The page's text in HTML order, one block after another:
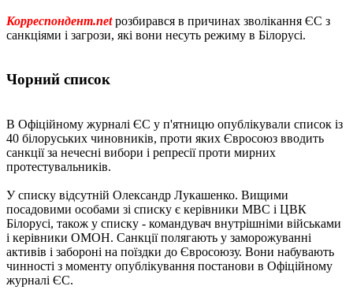
Корреспондент.netрозбирався в причинах зволікання ЄС з
санкціями і загрози, які вони несуть режиму в Білорусі.
Чорний список
В Офіційному журналі ЄС у п'ятницю опублікували список із
40 білоруських чиновників, проти яких Євросоюз вводить
санкції за нечесні вибори і репресії проти мирних
протестувальників.
У списку відсутній Олександр Лукашенко. Вищими
посадовими особами зі списку є керівники МВС і ЦВК
Білорусі, також у списку - командувач внутрішніми військами
і керівники ОМОН. Санкції полягають у заморожуванні
активів і забороні на поїздки до Євросоюзу. Вони набувають
чинності з моменту опублікування постанови в Офіційному
журналі ЄС.